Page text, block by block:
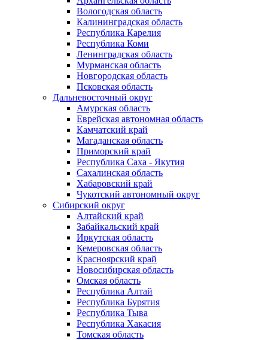
Вологодская область
Калининградская область
Республика Карелия
Республика Коми
Ленинградская область
Мурманская область
Новгородская область
Псковская область
Дальневосточный округ
Амурская область
Еврейская автономная область
Камчатский край
Магаданская область
Приморский край
Республика Саха - Якутия
Сахалинская область
Хабаровский край
Чукотский автономный округ
Сибирский округ
Алтайский край
Забайкальский край
Иркутская область
Кемеровская область
Красноярский край
Новосибирская область
Омская область
Республика Алтай
Республика Бурятия
Республика Тыва
Республика Хакасия
Томская область